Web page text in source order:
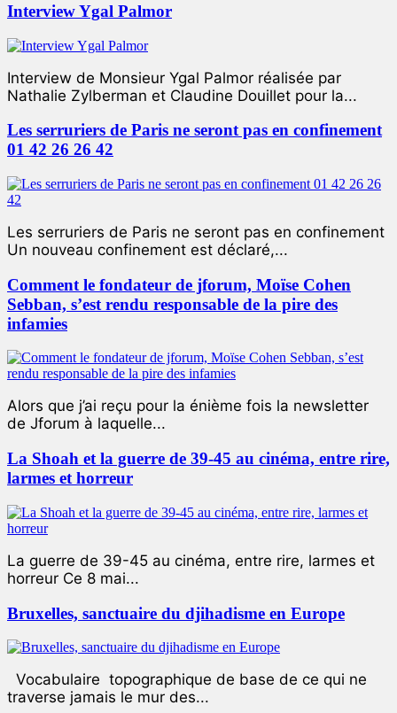
Interview Ygal Palmor
Interview de Monsieur Ygal Palmor réalisée par
Nathalie Zylberman et Claudine Douillet pour la...
Les serruriers de Paris ne seront pas en confinement
01 42 26 26 42
Les serruriers de Paris ne seront pas en confinement
Un nouveau confinement est déclaré,...
Comment le fondateur de jforum, Moïse Cohen
Sebban, s’est rendu responsable de la pire des
infamies
Alors que j’ai reçu pour la énième fois la newsletter
de Jforum à laquelle...
La Shoah et la guerre de 39-45 au cinéma, entre rire,
larmes et horreur
La guerre de 39-45 au cinéma, entre rire, larmes et
horreur Ce 8 mai...
Bruxelles, sanctuaire du djihadisme en Europe
Vocabulaire topographique de base de ce qui ne
traverse jamais le mur des...